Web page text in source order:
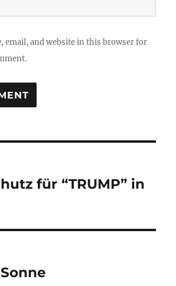
email, and website in this browser for
für “TRUMP” in